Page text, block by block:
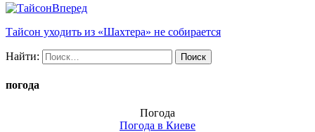
Вперед
Тайсон уходить из «Шахтера» не собирается
Найти:
погода
Погода
Погода в Киеве